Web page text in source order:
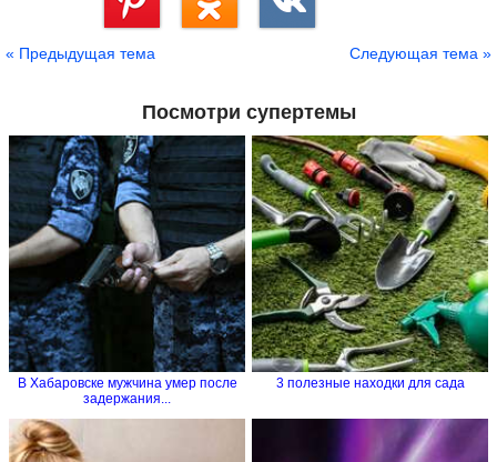
« Предыдущая тема Следующая тема »
Посмотри супертемы
В Хабаровске мужчина умер после
задержания...
3 полезные находки для сада